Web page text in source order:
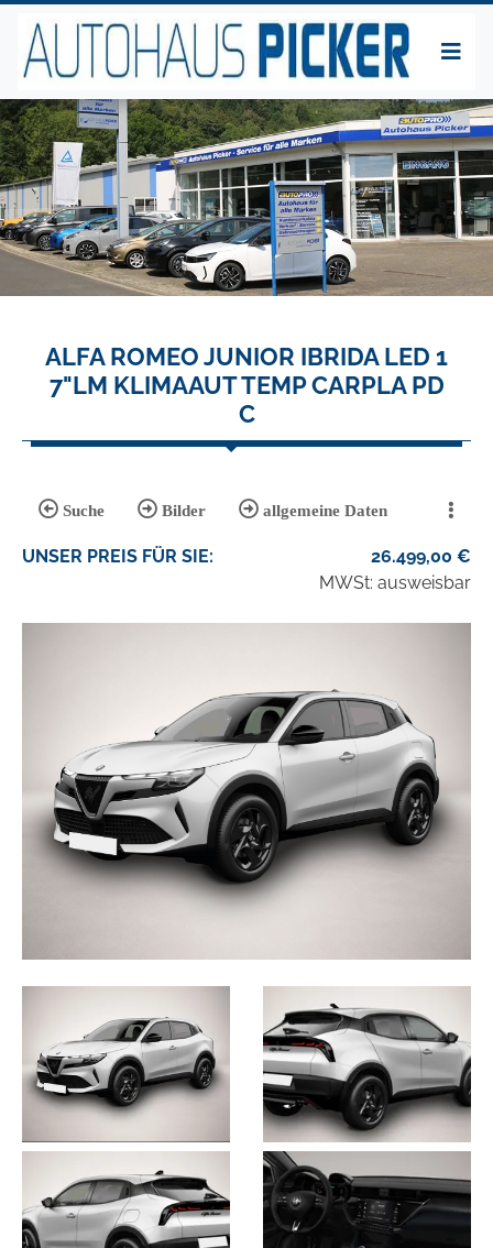
ALFA ROMEO JUNIOR IBRIDA LED 1
7"LM KLIMAAUT TEMP CARPLA PD
C
Suche Bilder allgemeine Daten
UNSER PREIS FÜR SIE: 26.499,00 €
MWSt: ausweisbar